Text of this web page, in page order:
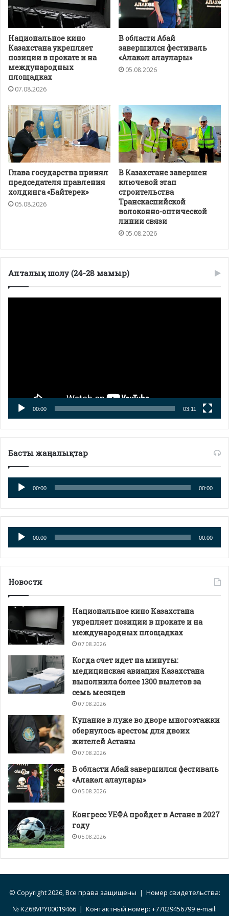
Национальное кино
Казахстана укрепляет
позиции в прокате и на
международных
площадках
07.08.2026
В области Абай
завершился фестиваль
«Алакөл алаулары»
05.08.2026
Глава государства принял
председателя правления
холдинга «Байтерек»
05.08.2026
В Казахстане завершен
ключевой этап
строительства
Транскаспийской
волоконно-оптической
линии связи
05.08.2026
Апталық шолу (24-28 мамыр)
00:00 03:11
Басты жаңалықтар
Аудиоплеер
00:00 00:00
Аудиоплеер
00:00 00:00
Новости
Национальное кино Казахстана
укрепляет позиции в прокате и на
международных площадках
07.08.2026
Когда счет идет на минуты:
медицинская авиация Казахстана
выполнила более 1300 вылетов за
семь месяцев
07.08.2026
Купание в луже во дворе многоэтажки
обернулось арестом для двоих
жителей Астаны
07.08.2026
В области Абай завершился фестиваль
«Алакөл алаулары»
05.08.2026
Конгресс УЕФА пройдет в Астане в 2027
году
05.08.2026
© Copyright 2026, Все права защищены | Номер свидетельства:
№ KZ68VPY00019466 | Контактный номер: +77029456799 e-mail: